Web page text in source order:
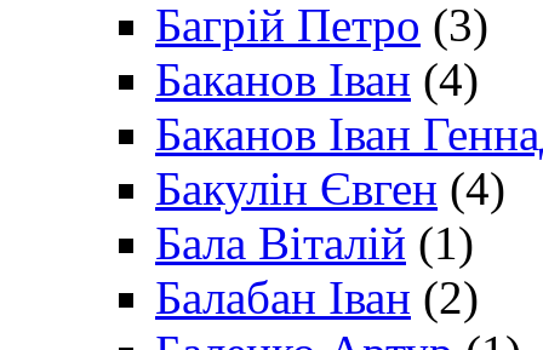
Багрій Петро (3)
Баканов Іван (4)
Баканов Іван
Бакулін Євген (4)
Бала Віталій (1)
Балабан Іван (2)